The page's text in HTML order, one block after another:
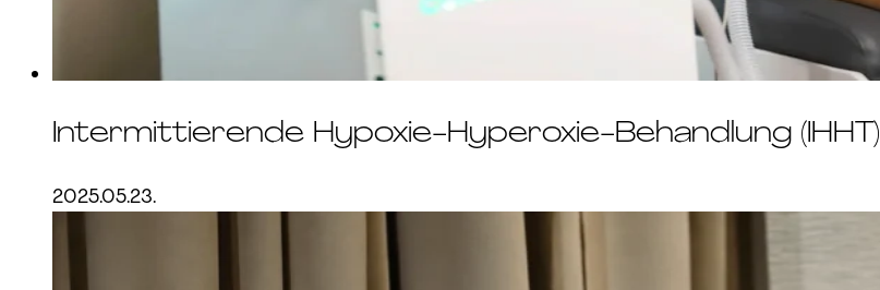
Intermittierende Hypoxie-Hyperoxie-Behandlung (IHHT)
2025.05.23.